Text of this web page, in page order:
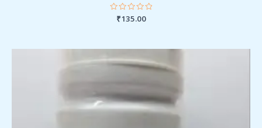
Rated
₹135.00